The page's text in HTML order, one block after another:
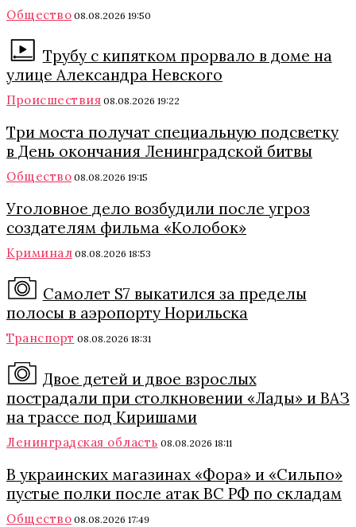
Общество 08.08.2026 19:50
Трубу с кипятком прорвало в доме на
улице Александра Невского
Происшествия 08.08.2026 19:22
Три моста получат специальную подсветку
в День окончания Ленинградской битвы
Общество 08.08.2026 19:15
Уголовное дело возбудили после угроз
создателям фильма «Колобок»
Криминал 08.08.2026 18:53
Самолет S7 выкатился за пределы
полосы в аэропорту Норильска
Транспорт 08.08.2026 18:31
Двое детей и двое взрослых
пострадали при столкновении «Лады» и ВАЗ
на трассе под Киришами
Ленинградская область 08.08.2026 18:11
В украинских магазинах «Фора» и «Сильпо»
пустые полки после атак ВС РФ по складам
Общество 08.08.2026 17:49